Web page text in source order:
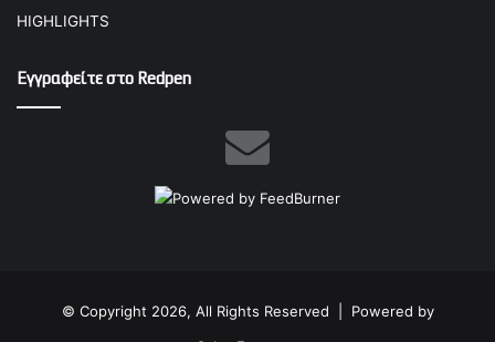
HIGHLIGHTS
Εγγραφείτε στο Redpen
© Copyright 2026, All Rights Reserved | Powered by